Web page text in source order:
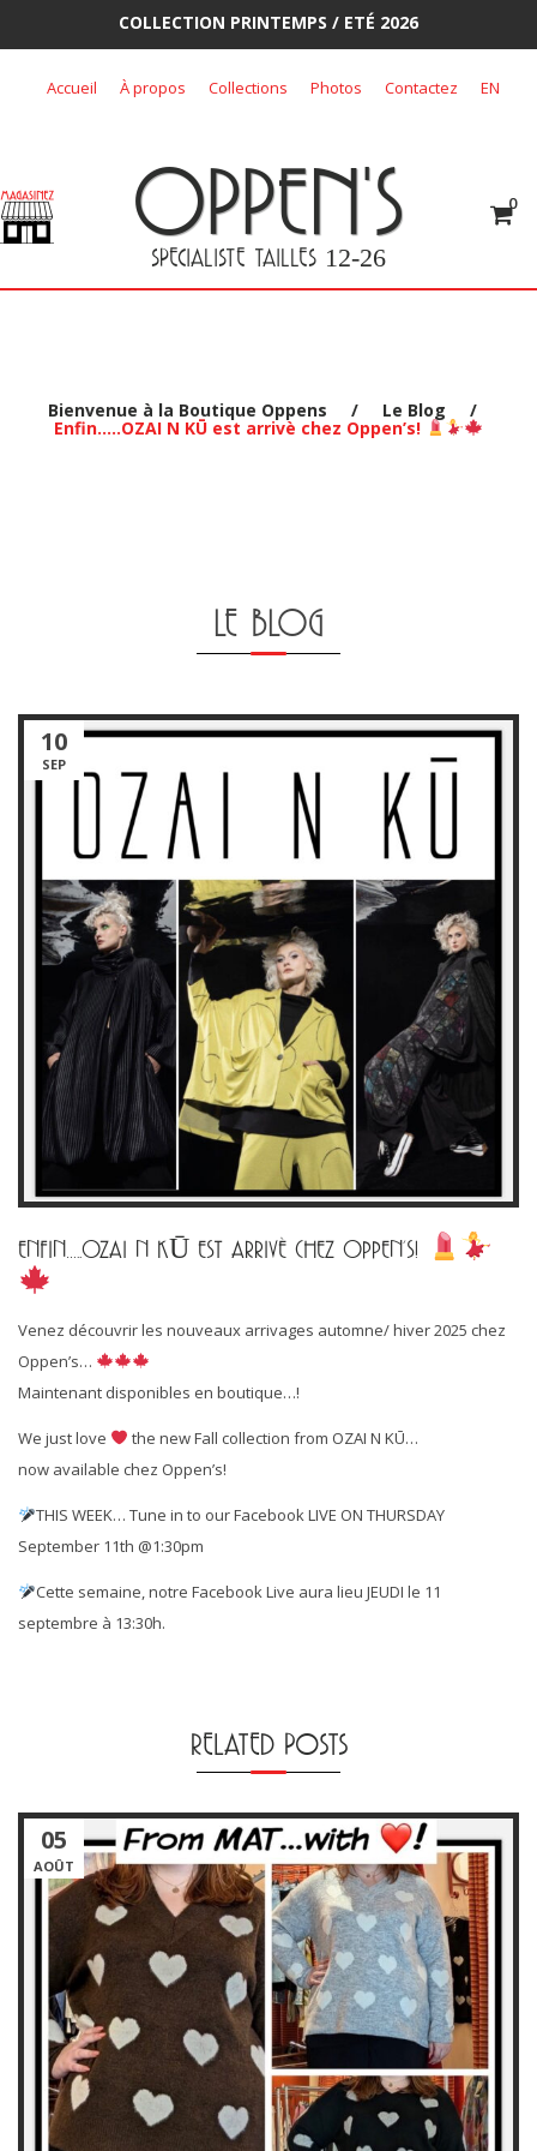
COLLECTION PRINTEMPS / ETÉ 2026
Accueil À propos Collections Photos Contactez EN
OPPEN'S
SPECIALISTE TAILLES 12-26
0
Bienvenue à la Boutique Oppens / Le Blog /
Enfin…..OZAI N KŪ est arrivè chez Oppen’s!
LE BLOG
10
SEP
ENFIN…..OZAI N KŪ EST ARRIVÈ CHEZ OPPEN’S!
Venez découvrir les nouveaux arrivages automne/ hiver 2025 chez
Oppen’s…
Maintenant disponibles en boutique…!
We just love
the new Fall collection from OZAI N KŪ…
now available chez Oppen’s!
THIS WEEK… Tune in to our Facebook LIVE ON THURSDAY
September 11th @1:30pm
Cette semaine, notre Facebook Live aura lieu JEUDI le 11
septembre à 13:30h.
RELATED POSTS
05
AOÛT